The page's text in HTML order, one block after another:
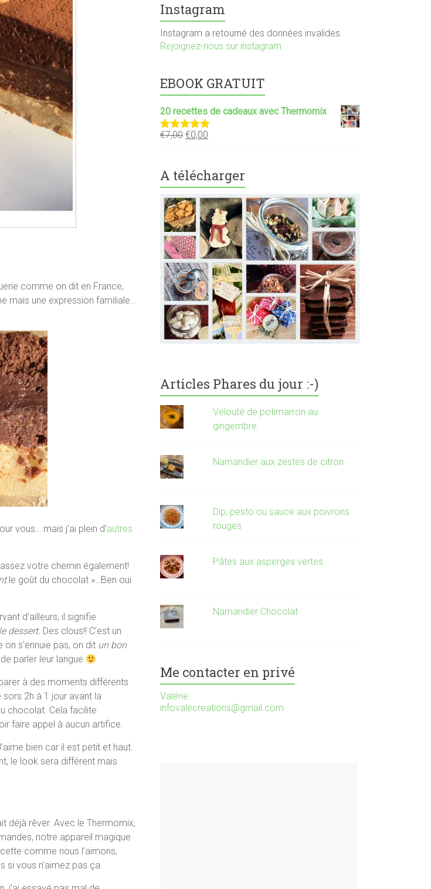
comme on dit en France,
mais une expression familiale…
vous… mais j’ai plein d’autres
votre chemin également!
le goût du chocolat »…Ben oui
d’ailleurs, il signifie
dessert. Des clous!! C’est un
s’ennuie pas, on dit un bon
parler leur langue
à des moments différents
2h à 1 jour avant la
chocolat. Cela facilite
faire appel à aucun artifice.
bien car il est petit et haut.
le look sera différent mais
déjà rêver. Avec le Thermomix,
notre appareil magique
comme nous l’aimons,
si vous n’aimez pas ça.
Instagram
Instagram a retourné des données invalides.
Rejoignez-nous sur instagram
EBOOK GRATUIT
20 recettes de cadeaux avec Thermomix
Note5.00
€7,00 €0,00
A télécharger
Articles Phares du jour :-)
Velouté de potimarron au
gingembre
Namandier aux zestes de citron
Dip, pesto ou sauce aux poivrons
rouges
Pâtes aux asperges vertes
Namandier Chocolat
Me contacter en privé
Valérie
infovalecreations@gmail.com